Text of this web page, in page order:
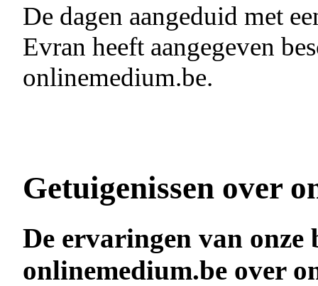
De dagen aangeduid met
Evran heeft aangegeven
onlinemedium.be.
Getuigenissen over
De ervaringen van onze
onlinemedium.be over